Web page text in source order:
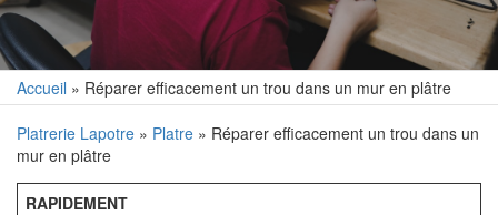
Accueil » Réparer efficacement un trou dans un mur en plâtre
Platrerie Lapotre » Platre » Réparer efficacement un trou dans un
mur en plâtre
RAPIDEMENT